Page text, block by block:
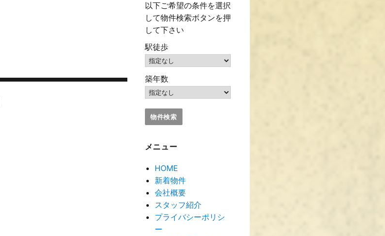
以下ご希望の条件を選択
して物件検索ボタンを押
して下さい
駅徒歩
築年数
メニュー
HOME
新着物件
会社概要
スタッフ紹介
プライバシーポリシ
ー